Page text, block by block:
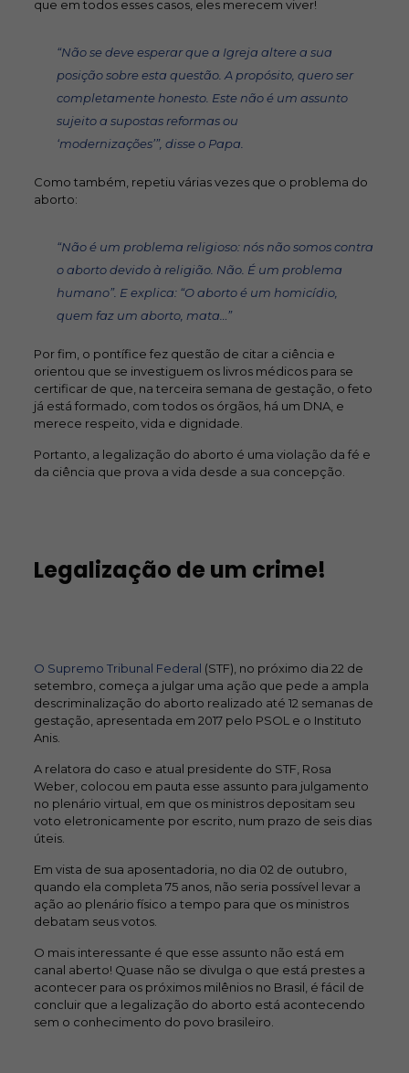
que em todos esses casos, eles merecem viver!
“Não se deve esperar que a Igreja altere a sua
posição sobre esta questão. A propósito, quero ser
completamente honesto. Este não é um assunto
sujeito a supostas reformas ou
‘modernizações’”, disse o Papa.
Como também, repetiu várias vezes que o problema do
aborto:
“Não é um problema religioso: nós não somos contra
o aborto devido à religião. Não. É um problema
humano”. E explica: “O aborto é um homicídio,
quem faz um aborto, mata…”
Por fim, o pontífice fez questão de citar a ciência e
orientou que se investiguem os livros médicos para se
certificar de que, na terceira semana de gestação, o feto
já está formado, com todos os órgãos, há um DNA, e
merece respeito, vida e dignidade.
Portanto, a legalização do aborto é uma violação da fé e
da ciência que prova a vida desde a sua concepção.
Legalização de um crime!
O Supremo Tribunal Federal (STF), no próximo dia 22 de
setembro, começa a julgar uma ação que pede a ampla
descriminalização do aborto realizado até 12 semanas de
gestação, apresentada em 2017 pelo PSOL e o Instituto
Anis.
A relatora do caso e atual presidente do STF, Rosa
Weber, colocou em pauta esse assunto para julgamento
no plenário virtual, em que os ministros depositam seu
voto eletronicamente por escrito, num prazo de seis dias
úteis.
Em vista de sua aposentadoria, no dia 02 de outubro,
quando ela completa 75 anos, não seria possível levar a
ação ao plenário físico a tempo para que os ministros
debatam seus votos.
O mais interessante é que esse assunto não está em
canal aberto! Quase não se divulga o que está prestes a
acontecer para os próximos milênios no Brasil, é fácil de
concluir que a legalização do aborto está acontecendo
sem o conhecimento do povo brasileiro.